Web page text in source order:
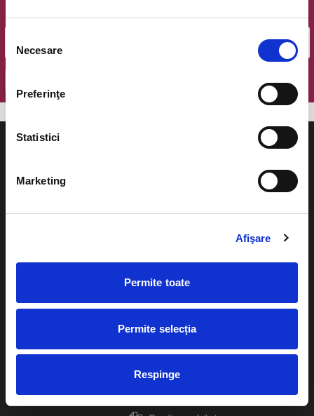
consimțământului
Necesare
Preferinţe
Statistici
Marketing
Afişare
Permite toate
Permite selecția
Respinge
Cum comand bilete?
Plata online sau cash
Livrare prin curier
Returnare bilete
Diverse